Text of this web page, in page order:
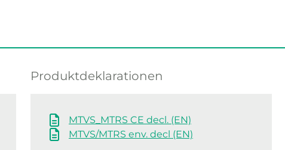
Produktdeklarationen
MTVS_MTRS CE decl. (EN)
MTVS/MTRS env. decl (EN)